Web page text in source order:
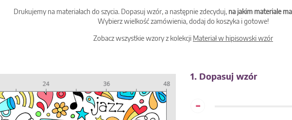
Drukujemy na materiałach do szycia. Dopasuj wzór, a następnie zdecyduj, na jakim materiale
Wybierz wielkość zamówienia, dodaj do koszyka i gotowe!
Zobacz wszystkie wzory z kolekcji Materiał w hipisowski wzór
1. Dopasuj wzór
-